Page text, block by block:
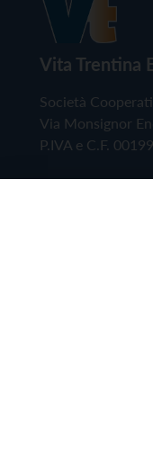
Vita Trentina
Società
Via Monsignor
P.IVA e C.F.
Copyright ©